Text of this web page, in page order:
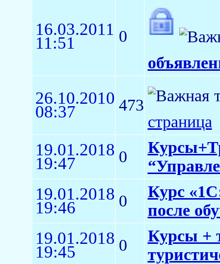
16.03.2011
11:51
0
26.10.2010
08:37
473
страница
19.01.2018
19:47 0
19.01.2018
19:46 0
Курс
после
19.01.2018
19:45 0
Курсы +